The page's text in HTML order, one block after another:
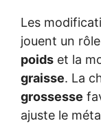
Les
jouent un
poids et la
graisse. La
grossesse
ajuste le